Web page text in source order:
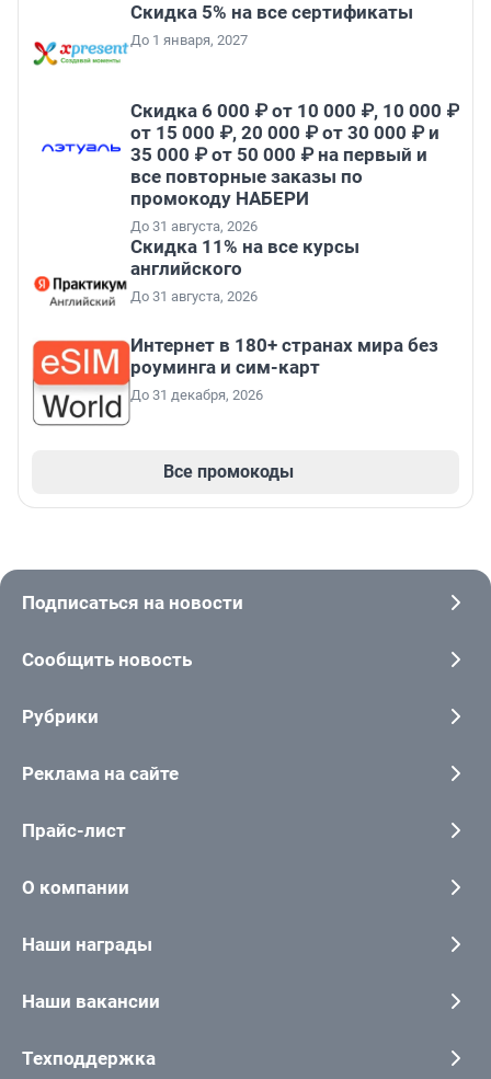
Скидка 5% на все сертификаты
До 1 января, 2027
Скидка 6 000 ₽ от 10 000 ₽, 10 000 ₽
от 15 000 ₽, 20 000 ₽ от 30 000 ₽ и
35 000 ₽ от 50 000 ₽ на первый и
все повторные заказы по
промокоду НАБЕРИ
До 31 августа, 2026
Скидка 11% на все курсы
английского
До 31 августа, 2026
Интернет в 180+ странах мира без
роуминга и сим-карт
До 31 декабря, 2026
Все промокоды
Подписаться на новости
Сообщить новость
Рубрики
Реклама на сайте
Прайс-лист
О компании
Наши награды
Наши вакансии
Техподдержка